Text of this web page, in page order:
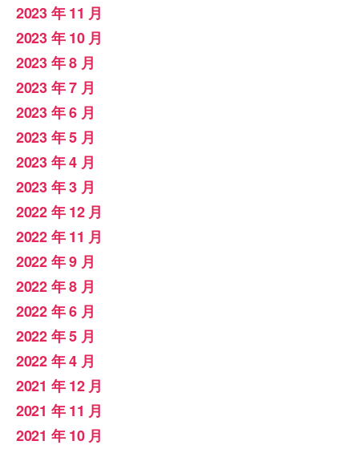
2023 年 11 月
2023 年 10 月
2023 年 8 月
2023 年 7 月
2023 年 6 月
2023 年 5 月
2023 年 4 月
2023 年 3 月
2022 年 12 月
2022 年 11 月
2022 年 9 月
2022 年 8 月
2022 年 6 月
2022 年 5 月
2022 年 4 月
2021 年 12 月
2021 年 11 月
2021 年 10 月